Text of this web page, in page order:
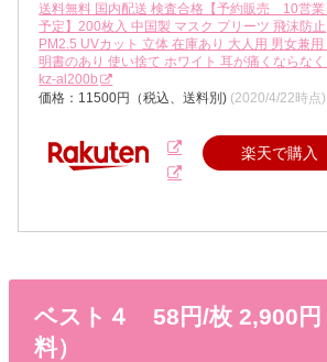
送料無料 国内配送 検査合格【予約販売 10営業
予定】200枚入 中国製 マスク プリーツ 飛沫防止
PM2.5 UVカット 立体 在庫あり 大人用 男女兼用
明書のあり 使い捨て ホワイト 耳が痛くならな
kz-al200b
価格：11500円（税込、送料別) (2020/4/22時点)
楽天で購入
ベスト４ 58円/枚 2,900円
料）